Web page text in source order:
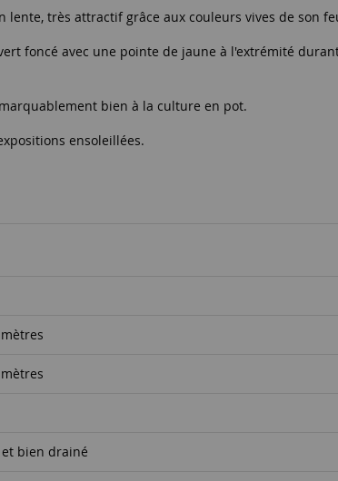
très attractif grâce aux couleurs vives de son
foncé avec une pointe de jaune à l'extrémité
bien à la culture en pot.
ensoleillées.
bien drainé